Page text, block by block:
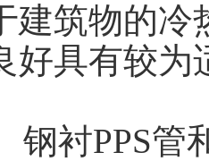
建筑物的冷
好具有较为
钢衬PPS